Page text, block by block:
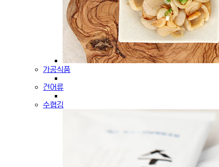
가공식품
건어류
수협김